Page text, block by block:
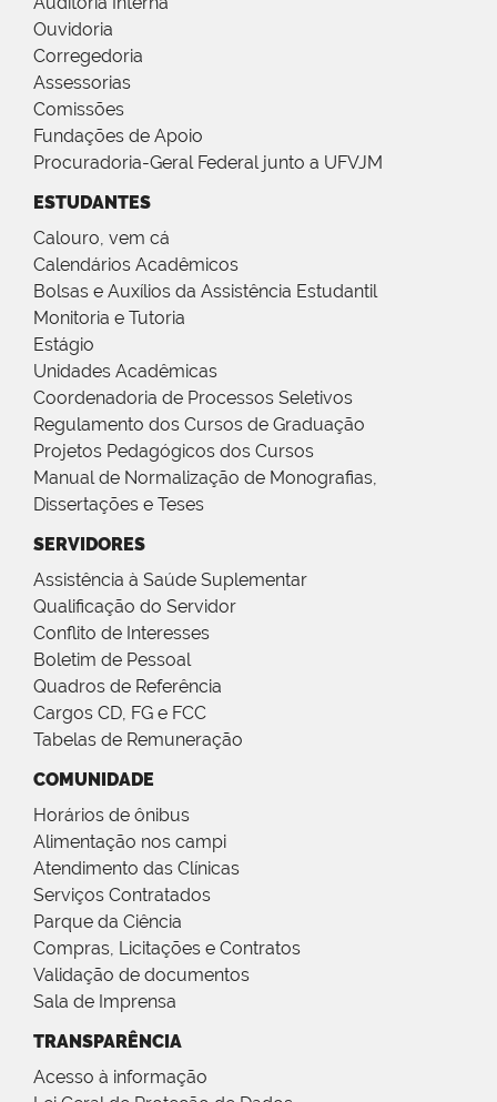
Ouvidoria
Corregedoria
Assessorias
Comissões
Fundações de Apoio
Procuradoria-Geral Federal junto a UFVJM
ESTUDANTES
Calouro, vem cá
Calendários Acadêmicos
Bolsas e Auxílios da Assistência Estudantil
Monitoria e Tutoria
Estágio
Unidades Acadêmicas
Coordenadoria de Processos Seletivos
Regulamento dos Cursos de Graduação
Projetos Pedagógicos dos Cursos
Manual de Normalização de Monografias,
Dissertações e Teses
SERVIDORES
Assistência à Saúde Suplementar
Qualificação do Servidor
Conflito de Interesses
Boletim de Pessoal
Quadros de Referência
Cargos CD, FG e FCC
Tabelas de Remuneração
COMUNIDADE
Horários de ônibus
Alimentação nos campi
Atendimento das Clínicas
Serviços Contratados
Parque da Ciência
Compras, Licitações e Contratos
Validação de documentos
Sala de Imprensa
TRANSPARÊNCIA
Acesso à informação